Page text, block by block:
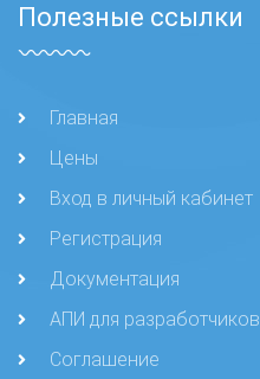
Полезные ссылки
Главная
Цены
Вход в личный кабинет
Регистрация
Документация
АПИ для разработчиков
Соглашение